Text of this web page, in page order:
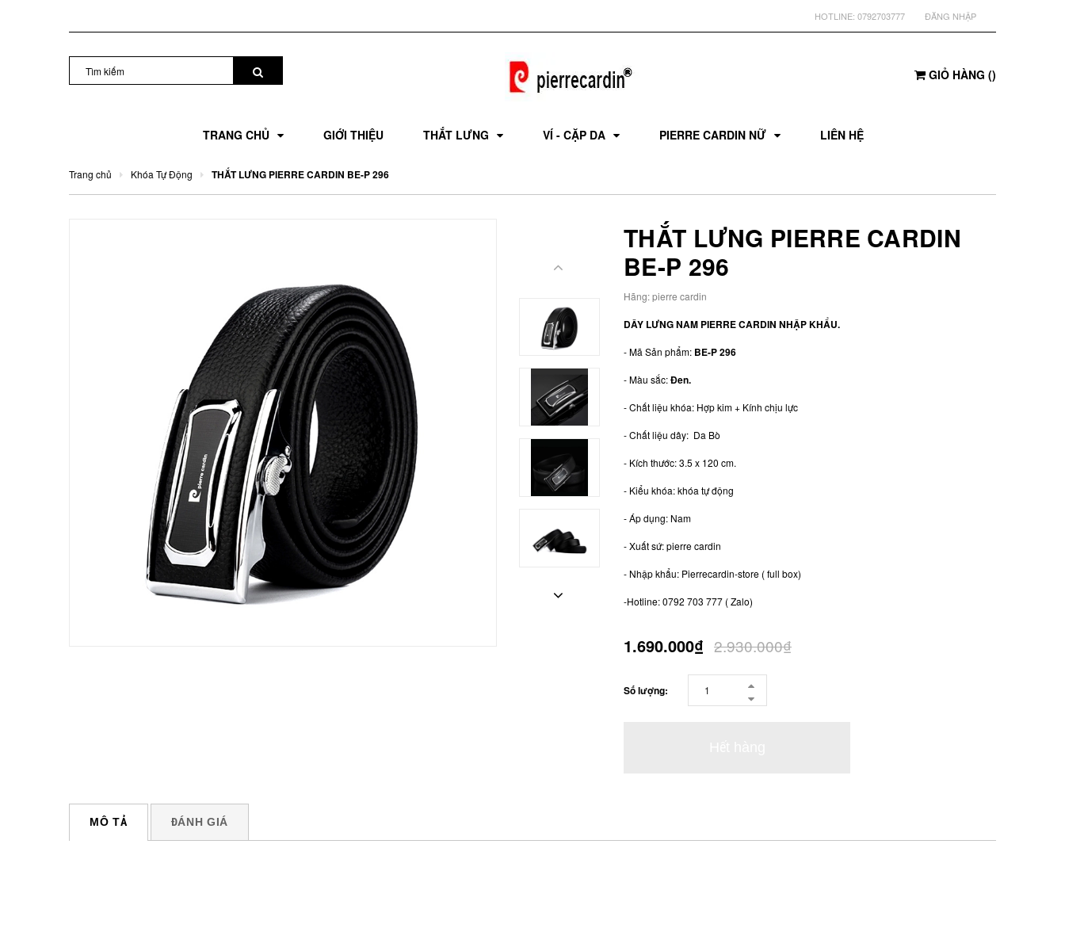
HOTLINE: 0792703777 ĐĂNG NHẬP
GIỎ HÀNG ()
TRANG CHỦ GIỚI THIỆU THẮT LƯNG VÍ - CẶP DA PIERRE CARDIN NỮ LIÊN HỆ
Trang chủ Khóa Tự Động THẮT LƯNG PIERRE CARDIN BE-P 296
THẮT LƯNG PIERRE CARDIN
BE-P 296
Hãng:pierre cardin
DÂY LƯNG NAM PIERRE CARDIN NHẬP KHẨU.
- Mã Sản phẩm: BE-P 296
- Màu sắc:Đen.
- Chất liệu khóa: Hợp kim + Kính chịu lực
- Chất liệu dây: Da Bò
- Kích thước: 3.5 x 120 cm.
- Kiểu khóa: khóa tự động
- Áp dụng: Nam
- Xuất sứ: pierre cardin
- Nhập khẩu: Pierrecardin-store ( full box)
-Hotline: 0792 703 777 ( Zalo)
1.690.000₫ 2.930.000₫
Số lượng:
MÔ TẢ ĐÁNH GIÁ